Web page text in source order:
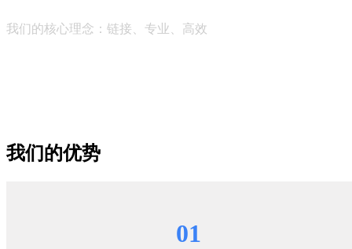
我们的核心理念： 链接、专业、高效
我们的优势
01